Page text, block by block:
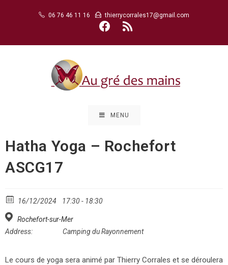
06 76 46 11 16 thierrycorrales17@gmail.com
MENU
Hatha Yoga – Rochefort
ASCG17
16/12/2024 17:30 - 18:30
Rochefort-sur-Mer
Address:
Camping du Rayonnement
Le cours de yoga sera animé par Thierry Corrales et se déroulera